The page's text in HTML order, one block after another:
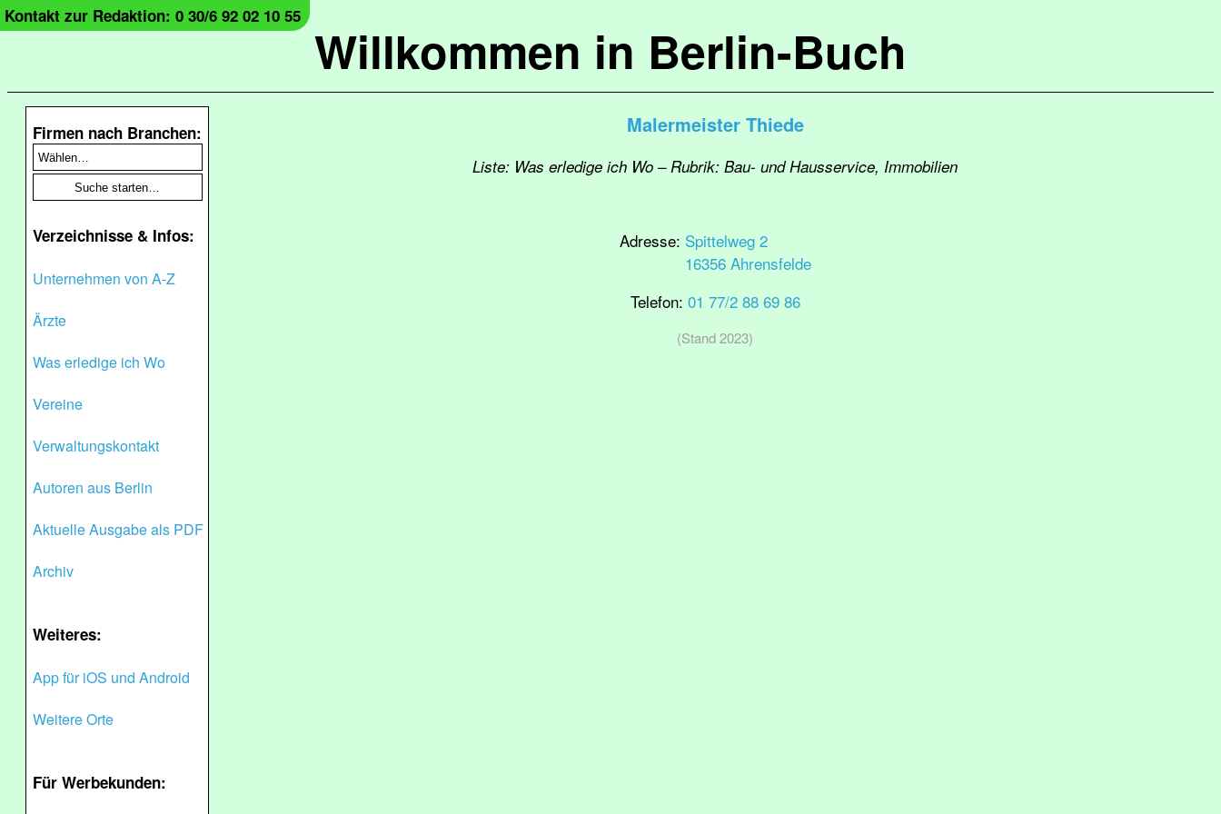
Willkommen in Berlin-Buch
Kontakt zur Redaktion: 0 30/6 92 02 10 55
Firmen nach Branchen:
Verzeichnisse & Infos:
Unternehmen von A-Z
Ärzte
Was erledige ich Wo
Vereine
Verwaltungskontakt
Autoren aus Berlin
Aktuelle Ausgabe als PDF
Archiv
Weiteres:
App für iOS und Android
Weitere Orte
Für Werbekunden:
Malermeister Thiede
Liste: Was erledige ich Wo – Rubrik: Bau- und Hausservice, Immobilien
Adresse: Spittelweg 2
16356 Ahrensfelde
Telefon: 01 77/2 88 69 86
(Stand 2023)